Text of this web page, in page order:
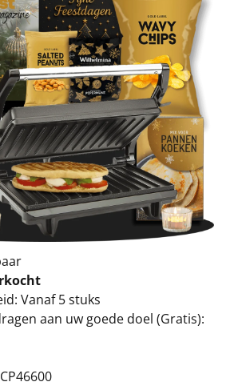
2026
Vanaf 5 stuks
aan uw goede doel (Gratis):